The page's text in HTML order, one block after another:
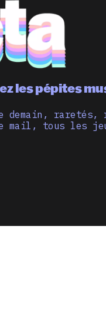
les pépites
demain, raretés,
mail, tous les